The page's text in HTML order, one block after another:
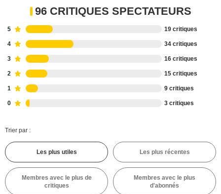
96 CRITIQUES SPECTATEURS
5 19 critiques
4 34 critiques
3 16 critiques
2 15 critiques
1 9 critiques
0 3 critiques
Trier par :
Les plus utiles Les plus récentes
Membres avec le plus de
critiques
Membres avec le plus
d'abonnés